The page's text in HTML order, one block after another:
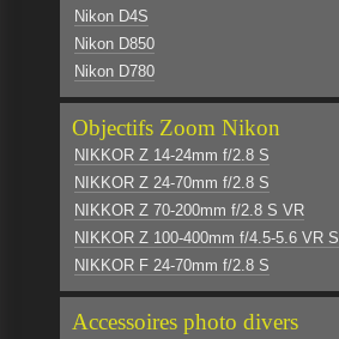
Nikon D4S
Nikon D850
Nikon D780
Objectifs Zoom Nikon
NIKKOR Z 14-24mm f/2.8 S
NIKKOR Z 24-70mm f/2.8 S
NIKKOR Z 70-200mm f/2.8 S VR
NIKKOR Z 100-400mm f/4.5-5.6 VR S
NIKKOR F 24-70mm f/2.8 S
Accessoires photo divers